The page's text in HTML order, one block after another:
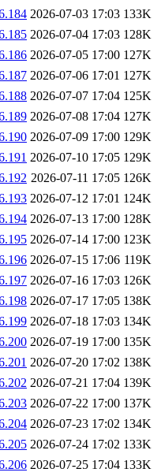
2026-07-03 17:03 133K
2026-07-04 17:03 128K
2026-07-05 17:00 127K
2026-07-06 17:01 127K
2026-07-07 17:04 125K
2026-07-08 17:04 127K
2026-07-09 17:00 129K
2026-07-10 17:05 129K
2026-07-11 17:05 126K
2026-07-12 17:01 124K
2026-07-13 17:00 128K
2026-07-14 17:00 123K
2026-07-15 17:06 119K
2026-07-16 17:03 126K
2026-07-17 17:05 138K
2026-07-18 17:03 134K
2026-07-19 17:00 135K
2026-07-20 17:02 138K
2026-07-21 17:04 139K
2026-07-22 17:00 137K
2026-07-23 17:02 134K
2026-07-24 17:02 133K
2026-07-25 17:04 133K